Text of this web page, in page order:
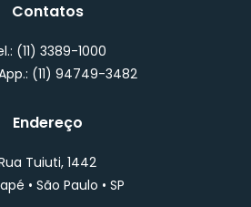
Contatos
(11) 3389-1000
(11) 94749-3482
Endereço
Tuiuti, 1442
• São Paulo • SP